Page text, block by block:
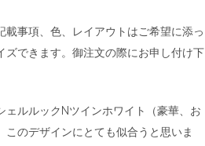
載事項、色、レイアウトはご希望に添っ
ズできます。御注文の際にお申し付け下
ェルルックNツインホワイト（豪華、お
このデザインにとても似合うと思いま